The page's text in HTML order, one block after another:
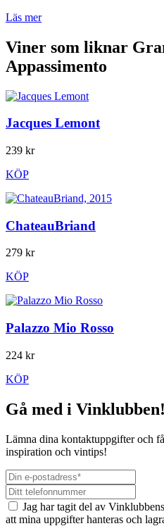
Läs mer
Viner som liknar
Appassimento
Jacques Lemont
239 kr
KÖP
ChateauBriand
279 kr
KÖP
Palazzo Mio Rosso
224 kr
KÖP
Gå med i Vinklubben!
Lämna dina kontaktuppgifter och
inspiration och vintips!
Jag har tagit del av Vinklubbens
att mina uppgifter hanteras och